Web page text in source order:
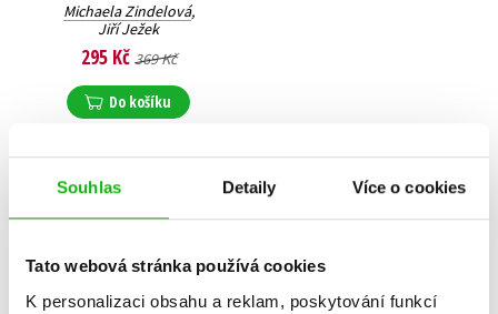
Souhlas Detaily Více o cookies
Tato webová stránka používá cookies
K personalizaci obsahu a reklam, poskytování funkcí
Michaela Zindelová,
Jiří Ježek
295 Kč 369 Kč
Do košíku
Zobrazuji 1 až 1 z celkem 1 záznamů
Předchozí 1 Další